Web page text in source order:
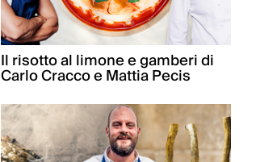
Il risotto al limone e gamberi di
Carlo Cracco e Mattia Pecis